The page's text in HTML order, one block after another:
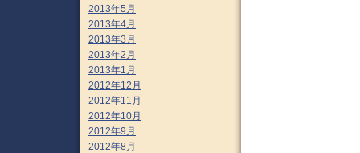
2013年5月
2013年4月
2013年3月
2013年2月
2013年1月
2012年12月
2012年11月
2012年10月
2012年9月
2012年8月